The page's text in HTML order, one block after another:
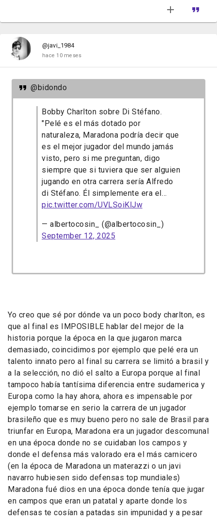
@javi_1984
hace 10 meses
@bidondo
Bobby Charlton sobre Di Stéfano.
"Pelé es el más dotado por
naturaleza, Maradona podría decir que
es el mejor jugador del mundo jamás
visto, pero si me preguntan, digo
siempre que si tuviera que ser alguien
jugando en otra carrera sería Alfredo
di Stéfano. Él simplemente era el…
pic.twitter.com/UVLSoiKlJw
— albertocosin_ (@albertocosin_)
September 12, 2025
Yo creo que sé por dónde va un poco body charlton, es
que al final es IMPOSIBLE hablar del mejor de la
historia porque la época en la que jugaron marca
demasiado, coincidimos por ejemplo que pelé era un
talento innato pero al final su carrera se limitó a brasil y
a la selección, no dió el salto a Europa porque al final
tampoco había tantísima diferencia entre sudamerica y
Europa como la hay ahora, ahora es impensable por
ejemplo tomarse en serio la carrera de un jugador
brasileño que es muy bueno pero no sale de Brasil para
triunfar en Europa, Maradona era un jugador descomunal
en una época donde no se cuidaban los campos y
donde el defensa más valorado era el más carnicero
(en la época de Maradona un materazzi o un javi
navarro hubiesen sido defensas top mundiales)
Maradona fué dios en una época donde tenía que jugar
en campos que eran un patatal y aparte donde los
defensas te cosían a patadas sin impunidad y a pesar